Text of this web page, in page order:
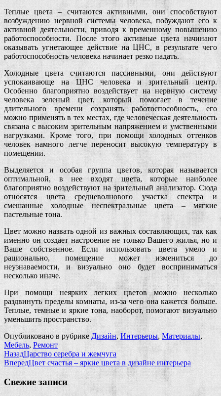
Теплые цвета – считаются активными, они способствуют
возбуждению нервной системы человека, побуждают его к
активной деятельности, приводя к временному повышению
работоспособности. После этого активные цвета начинают
оказывать угнетающее действие на ЦНС, в результате чего
работоспособность человека начинает резко падать.
Холодные цвета считаются пассивными, они действуют
успокаивающе на ЦНС человека и зрительный центр.
Особенно благоприятно воздействует на нервную систему
человека зеленый цвет, который помогает в течение
длительного времени сохранять работоспособность, его
можно применять в тех местах, где человеческая деятельность
связана с высоким зрительным напряжением и умственными
нагрузками. Кроме того, при помощи холодных оттенков
человек намного легче переносит высокую температуру в
помещении.
Выделяется и особая группа цветов, которая называется
оптимальной, в нее входят цвета, которые наиболее
благоприятно воздействуют на зрительный анализатор. Сюда
относятся цвета средневолнового участка спектра и
смешанные холодные неспектральные цвета – мягкие
пастельные тона.
Цвет можно назвать одной из важных составляющих, так как
именно он создает настроение не только Вашего жилья, но и
Ваше собственное. Если использовать цвета умело и
рационально, помещение может измениться до
неузнаваемости, и визуально оно будет восприниматься
несколько иначе.
При помощи неярких легких цветов можно несколько
раздвинуть пределы комнаты, из-за чего она кажется больше.
Теплые, темные и яркие тона, наоборот, помогают визуально
уменьшить пространство.
Опубликовано в рубрике Дизайн,Интерьеры, Материалы,
Мебель, Ремонт
НазадЦарство серебра и жемчуга
ВпередЦвет счастья – яркие цвета в дизайне интерьера
Свежие записи